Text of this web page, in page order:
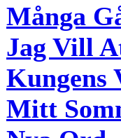
Många
Jag Vill
Kungens
Mitt